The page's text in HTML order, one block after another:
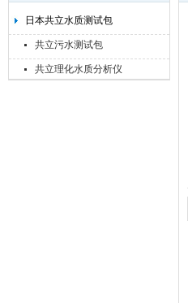
日本共立水质测试包
共立污水测试包
共立理化水质分析仪